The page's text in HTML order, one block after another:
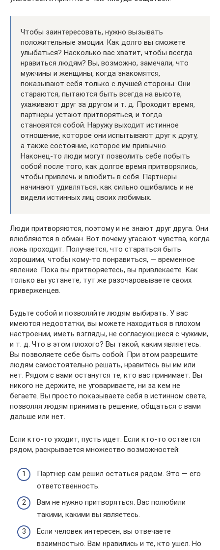
Чтобы заинтересовать, нужно вызывать
положительные эмоции. Как долго вы сможете
улыбаться? Насколько вас хватит, чтобы всегда
нравиться людям? Вы, возможно, замечали, что
мужчины и женщины, когда знакомятся,
показывают себя только с лучшей стороны. Они
стараются, пытаются быть всегда на высоте,
ухаживают друг за другом и т. д. Проходит время,
партнеры устают притворяться, и тогда
становятся собой. Наружу выходит истинное
отношение, которое они испытывают друг к другу,
а также состояние, которое им привычно.
Наконец-то люди могут позволить себе побыть
собой после того, как долгое время притворялись,
чтобы привлечь и влюбить в себя. Партнеры
начинают удивляться, как сильно ошибались и не
видели истинных лиц своих любимых.
Люди притворяются, поэтому и не знают друг друга. Они
влюбляются в обман. Вот почему угасают чувства, когда
ложь проходит. Получается, что стараться быть
хорошими, чтобы кому-то понравиться, — временное
явление. Пока вы притворяетесь, вы привлекаете. Как
только вы устанете, тут же разочаровываете своих
приверженцев.
Будьте собой и позволяйте людям выбирать. У вас
имеются недостатки, вы можете находиться в плохом
настроении, иметь взгляды, не согласующиеся с чужими,
и т. д. Что в этом плохого? Вы такой, каким являетесь.
Вы позволяете себе быть собой. При этом разрешите
людям самостоятельно решать, нравитесь вы им или
нет. Рядом с вами останутся те, кто вас принимает. Вы
никого не держите, не уговариваете, ни за кем не
бегаете. Вы просто показываете себя в истинном свете,
позволяя людям принимать решение, общаться с вами
дальше или нет.
Если кто-то уходит, пусть идет. Если кто-то остается
рядом, раскрывается множество возможностей:
Партнер сам решил остаться рядом. Это — его
ответственность.
Вам не нужно притворяться. Вас полюбили
такими, какими вы являетесь.
Если человек интересен, вы отвечаете
взаимностью. Вам нравились и те, кто ушел. Но